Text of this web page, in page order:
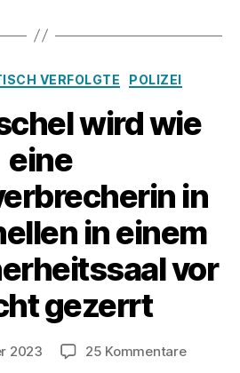
Kategorien
VERFOLGTE POLIZEI
wird wie
eine
in
in einem
vor
gezerrt
2023 25 Kommentarezu